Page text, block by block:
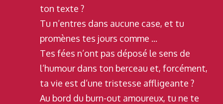
ton texte ?
Tu n’entres dans aucune case, et tu
promènes tes jours comme ...
Tes fées n’ont pas déposé le sens de
l’humour dans ton berceau et, forcément,
ta vie est d’une tristesse affligeante ?
Au bord du burn-out amoureux, tu ne te